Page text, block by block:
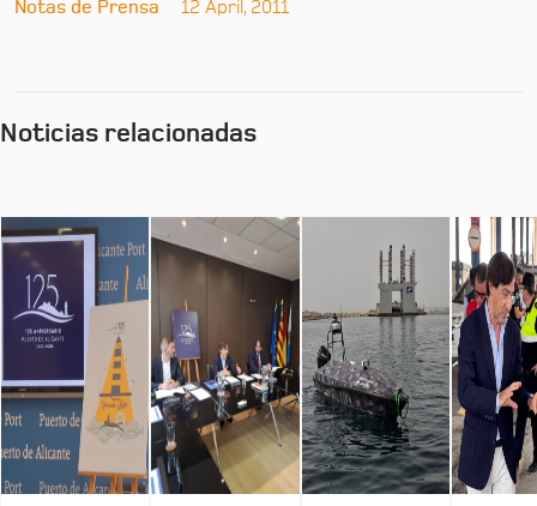
Notas de Prensa 12 April, 2011
Noticias relacionadas